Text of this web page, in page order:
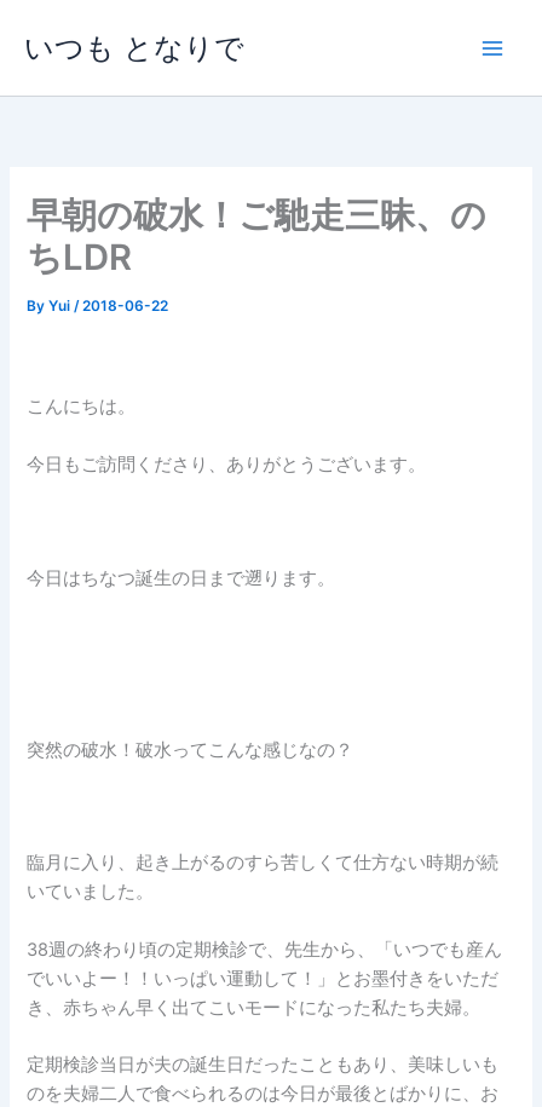
ス
いつも となりで
早朝の破水！ご馳走三昧、の
ちLDR
ByYui/2018-06-22
こんにちは。
今日もご訪問くださり、ありがとうございます。
今日はちなつ誕生の日まで遡ります。
突然の破水！破水ってこんな感じなの？
臨月に入り、起き上がるのすら苦しくて仕方ない時期が続
いていました。
38週の終わり頃の定期検診で、先生から、「いつでも産ん
でいいよー！！いっぱい運動して！」とお墨付きをいただ
き、赤ちゃん早く出てこいモードになった私たち夫婦。
定期検診当日が夫の誕生日だったこともあり、美味しいも
のを夫婦二人で食べられるのは今日が最後とばかりに、お